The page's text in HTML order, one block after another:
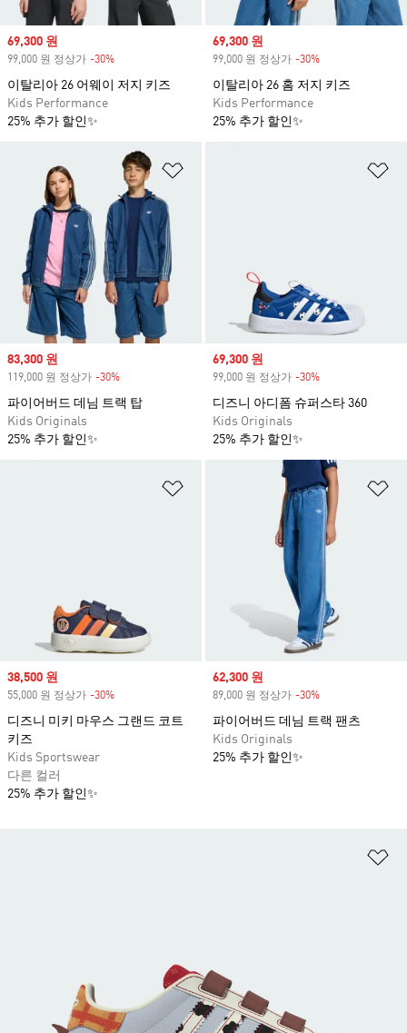
Sale price
69,300 원
99,000 원 정상가 -30%
이탈리아 26 어웨이 저지 키즈
Kids Performance
25% 추가 할인✨
Sale price
69,300 원
99,000 원 정상가 -30%
이탈리아 26 홈 저지 키즈
Kids Performance
25% 추가 할인✨
Sale price
83,300 원
119,000 원 정상가 -30%
파이어버드 데님 트랙 탑
Kids Originals
25% 추가 할인✨
Sale price
69,300 원
99,000 원 정상가 -30%
디즈니 아디폼 슈퍼스타 360
Kids Originals
25% 추가 할인✨
위시리스트 담기
Sale price
38,500 원
55,000 원 정상가 -30%
디즈니 미키 마우스 그랜드 코트
키즈
Kids Sportswear
다른 컬러
25% 추가 할인✨
Sale price
62,300 원
89,000 원 정상가 -30%
파이어버드 데님 트랙 팬츠
Kids Originals
25% 추가 할인✨